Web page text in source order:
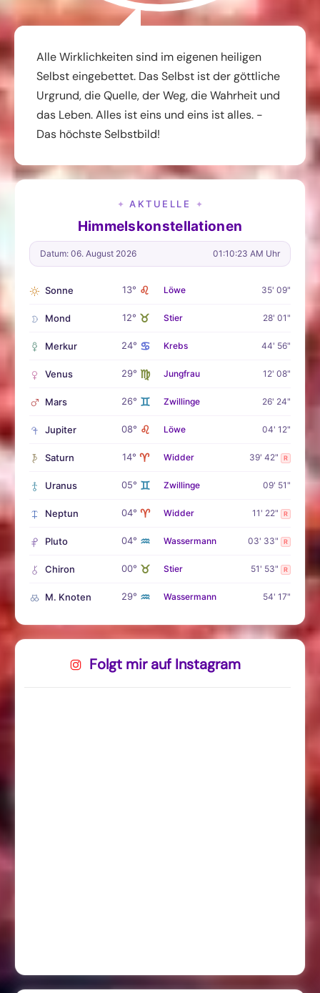
Alle Wirklichkeiten sind im eigenen heiligen
Selbst eingebettet. Das Selbst ist der göttliche
Urgrund, die Quelle, der Weg, die Wahrheit und
das Leben. Alles ist eins und eins ist alles. -
Das höchste Selbstbild!
✦ AKTUELLE ✦
Himmelskonstellationen
Datum: 06. August 2026 01:10:24 AM Uhr
Sonne 13° ♌ Löwe 35' 09"
Mond 12° ♉ Stier 28' 01"
Merkur 24° ♋ Krebs 44' 56"
Venus 29° ♍ Jungfrau 12' 08"
Mars 26° ♊ Zwillinge 26' 24"
Jupiter 08° ♌ Löwe 04' 12"
Saturn 14° ♈ Widder 39' 42" R
Uranus 05° ♊ Zwillinge 09' 51"
Neptun 04° ♈ Widder 11' 22" R
Pluto 04° ♒ Wassermann 03' 33" R
Chiron 00° ♉ Stier 51' 53" R
M. Knoten 29° ♒ Wassermann 54' 17"
Folgt mir auf Instagram